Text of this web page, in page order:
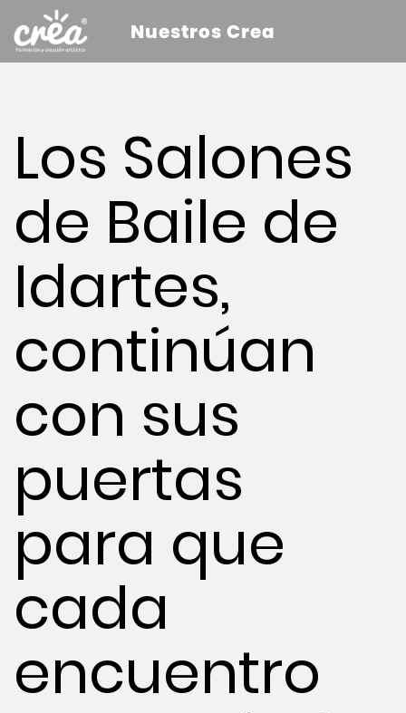
Nuestros Crea
Los Salones
de Baile de
Idartes,
continúan
con sus
puertas
para que
cada
encuentro